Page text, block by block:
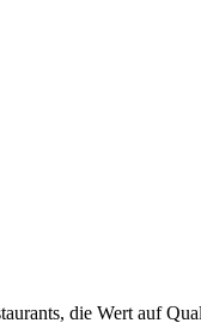
die Wert auf